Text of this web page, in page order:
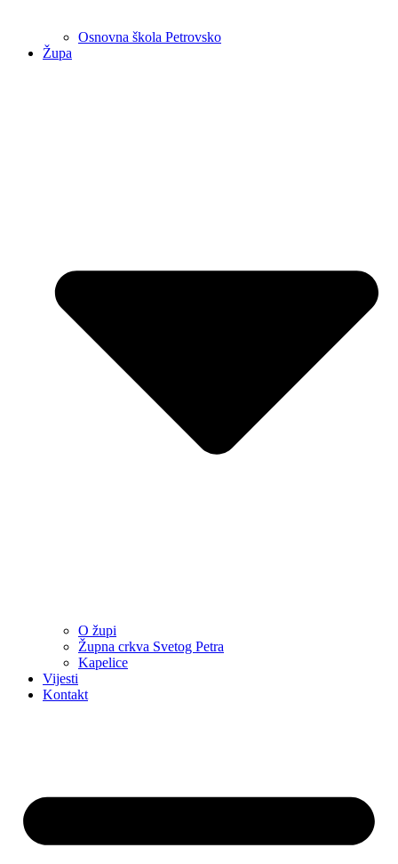
Osnovna škola Petrovsko
Župa
O župi
Župna crkva Svetog Petra
Kapelice
Vijesti
Kontakt